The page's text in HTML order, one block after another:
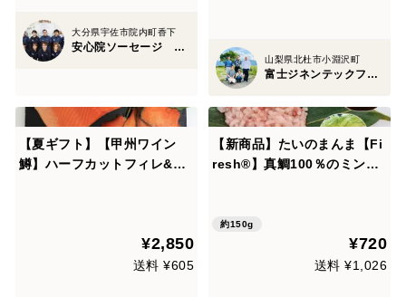
大分県宇佐市院内町香下
安心院ソーセージ 宇佐ジビエファクトリー
山梨県北杜市小淵沢町
富士ジネンテックファーム
【夏ギフト】【甲州ワイン
鱒】ハーフカットフィレ&燻
¥2,850
送料 ¥605
【新商品】たいのまんま【Fi
resh®】真鯛100％のミンチ
約150g
¥720
送料 ¥1,026